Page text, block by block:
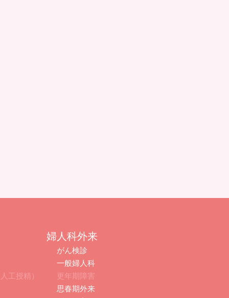
工授精）
婦人科外来
がん検診
一般婦人科
更年期障害
思春期外来